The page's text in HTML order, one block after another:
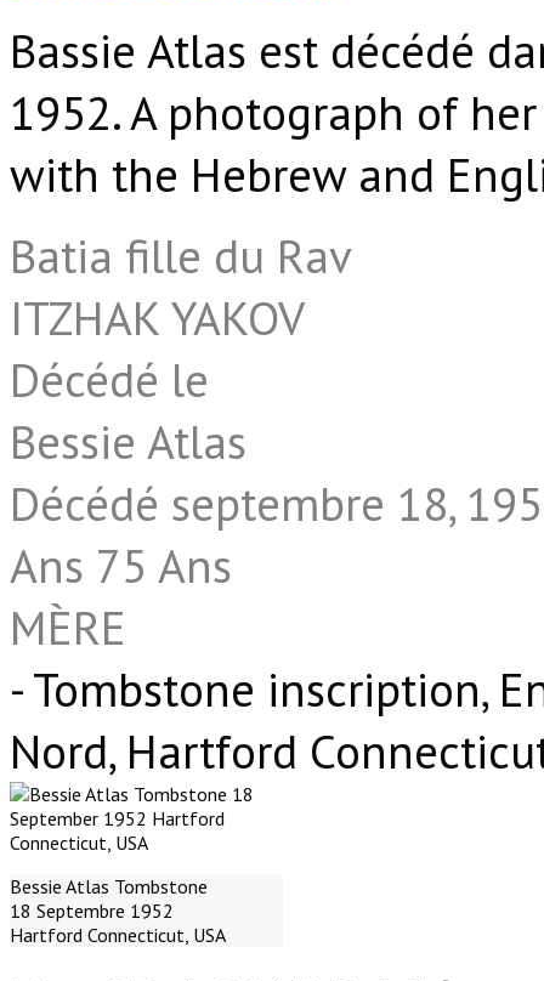
Bassie Atlas est décédé
1952. A photograph of
with the Hebrew and
Batia fille du Rav
ITZHAK YAKOV
Décédé le
Bessie Atlas
Décédé septembre 18,
Ans 75 Ans
MÈRE
- Tombstone inscription,
Nord, Hartford
Bessie Atlas Tombstone
18 Septembre 1952
Hartford Connecticut, USA